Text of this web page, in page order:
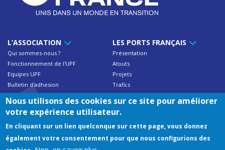
L’ASSOCIATION
Qui sommes-nous ?
Fonctionnement de l'UPF
Equipes UPF
Bulletin d'adhesion
Contact
LES PORTS FRANÇAIS
Présentation
Atouts
Projets
Trafics
NOS ADHÉRENTS
Annuaire des membres
RESSOURCES
Publications
Nous utilisons des cookies sur ce site pour améliorer
votre expérience utilisateur.
En cliquant sur un lien quelconque sur cette page, vous donnez
également votre consentement pour que nous configurions des